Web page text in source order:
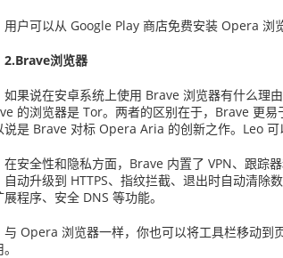
用户可以从 Google Play 商店免费安装 Opera 浏
2.Brave浏览器
如果说在安卓系统上使用 Brave 浏览器有什么理
的浏览器是 Tor。两者的区别在于，Brave 更易
说是 Brave 对标 Opera Aria 的创新之作。Leo 可
在安全性和隐私方面，Brave 内置了 VPN、跟踪
自动升级到 HTTPS、指纹拦截、退出时自动清除
展程序、安全 DNS 等功能。
与 Opera 浏览器一样，你也可以将工具栏移动到